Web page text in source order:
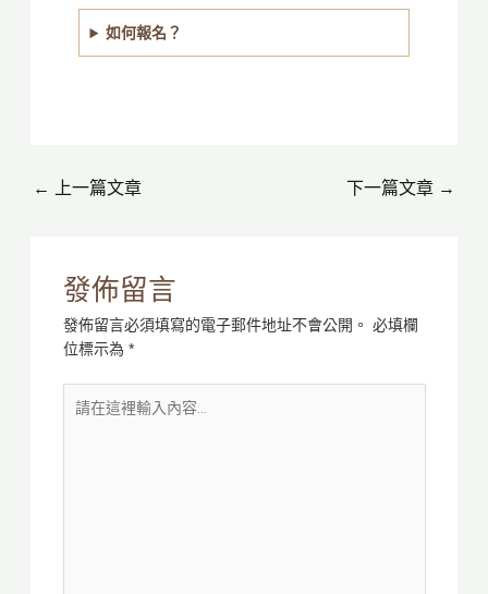
如何報名？
← 上一篇文章 下一篇文章 →
發佈留言
發佈留言必須填寫的電子郵件地址不會公開。 必填欄
位標示為 *
在